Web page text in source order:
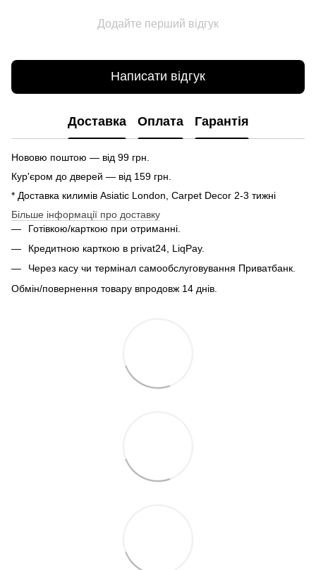
Додайте перший відгук
Написати відгук
Доставка Оплата Гарантія
Нововю поштою — від 99 грн.
Кур'єром до дверей — від 159 грн.
* Доставка килимів Asiatic London, Carpet Decor 2-3 тижні
Більше інформації про доставку
Готівкою/карткою при отриманні.
Кредитною карткою в privat24, LiqPay.
Через касу чи термінал самообслуговування Приватбанк.
Обмін/повернення товару впродовж 14 днів.